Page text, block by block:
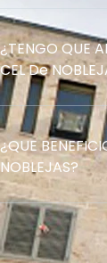
¿TENGO QUE
CEL De
¿QUE
NOBLEJAS?